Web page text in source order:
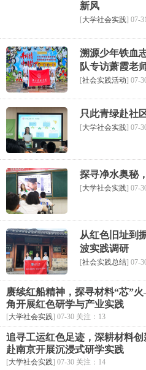
新风
[大学社会实践] 07-
溯源少年铁血
队专访萧霞老
[社会实践活动] 07-
只此青绿赴社
[大学社会实践] 07-
探寻净水奥秘
[大学社会实践] 07-
从红色旧址到
波实践调研
[社会实践总结] 07-
赓续红船精神，探寻材料“芯”
角开展红色研学与产业实践
[大学社会实践] 07-30 关注：13
追寻工运红色足迹，深耕材料
赴南京开展沉浸式研学实践
[大学社会实践] 07-30 关注：14